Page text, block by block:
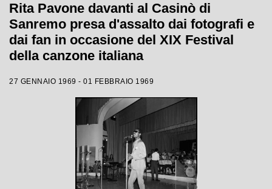
Rita Pavone davanti al Casinò di
Sanremo presa d'assalto dai fotografi e
dai fan in occasione del XIX Festival
della canzone italiana
27 GENNAIO 1969 - 01 FEBBRAIO 1969